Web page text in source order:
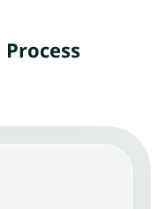
Process